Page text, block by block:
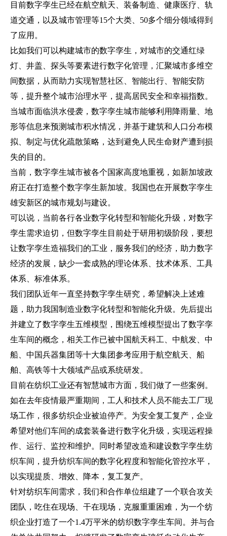
目前数字孪生已经在航空航天、装备制造、健康医疗、轨
道交通，以及城市管理等15个大类、50多个细分领域得到
了应用。
比如我们可以构建城市的数字孪生，对城市的交通红绿
灯、井盖、探头等要素进行数字化管理，汇聚城市多维空
间数据，从而助力实现智慧社区、智能出行、智能安防
等，提升整个城市治理水平，提高居民安全和幸福指数。
当城市面临洪水侵袭，数字孪生城市能够利用降雨量、地
形等信息来预测城市积水情况，并基于建筑和人口分布模
拟、制定与优化疏散策略，达到避免人民生命财产遭到损
失的目的。
当前，数字孪生城市被各个国家高度地重视，如新加坡政
府正在打造整个数字孪生新加坡。我国也在开展数字孪生
雄安新区的城市规划与建设。
可以说，当前各行各业数字化转型和智能化升级，对数字
孪生需求迫切，但数字孪生目前处于研用初级阶段，要想
让数字孪生造福我们的工业，服务我们的经济，助力数字
经济的发展，缺少一套成熟的理论体系、技术体系、工具
体系、标准体系。
我们团队近年一直坚持数字孪生研究，希望解决上述难
题，助力我国制造业数字化转型和智能化升级。先后提出
并建立了数字孪生五维模型，围绕五维模型提出了数字孪
生车间的概念，相关工作已被中国航天科工、中航发、中
船、中国兵器集团等十大集团参考应用于航空航天、船
舶、高铁等十大领域产品或系统研发。
目前在纺织工业还有智慧城市方面，我们做了一些案例。
如在去年疫情最严重期间，工人和技术人员不能去工厂现
场工作，很多纺织企业被迫停产。为安全复工复产，企业
希望对他们车间的成套装备进行数字化升级，实现远程操
作、运行、监控和维护。同时希望改造和建设数字孪生纺
织车间，提升纺织车间的数字化程度和智能化管控水平，
以实现提质、增效、降本，复工复产。
针对纺织车间需求，我们和合作单位组建了一个联合攻关
团队，吃住在现场、干在现场，克服重重困难，为一个纺
织企业打造了一个1.4万平米的纺织数字孪生车间。并与合